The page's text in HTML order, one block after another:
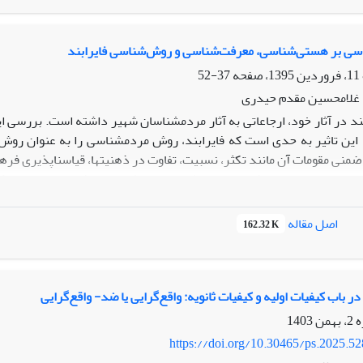
بر هستی‌شناسی، معرفت‌شناسی و روش‌شناسی فایرابند
37-52
مقدم حیدری
در آثار خود، ارجاعاتی به آثار مردم­شناسان شهیر داشته است. بررسی
این تاثیر به حدی است که فایرابند، روش مردم­شناسی را به عنوان
مقومات آن مانند تکثر، نسبیت، تفاوت در ذهنیت­ها، قیاس­ناپذیری
ضمن بررسی ارجاعات فایرابند به مطالعات مردم­شناختی، نشان خواهیم
را در فلسفه علم بازسازی نموده است. تلاش خواهیم کرد تا
واقعیت، ذهنیت، زبان، مشاهده مشارکتی و ...نشان دهیم.
اصل مقاله 162.32 K
باب کیفیات اولیه و کیفیات ثانویه: واقع‌گرایی یا ضد- واقع‌گرایی
https://doi.org/10.30465/